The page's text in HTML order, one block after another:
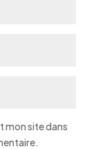
mon site dans